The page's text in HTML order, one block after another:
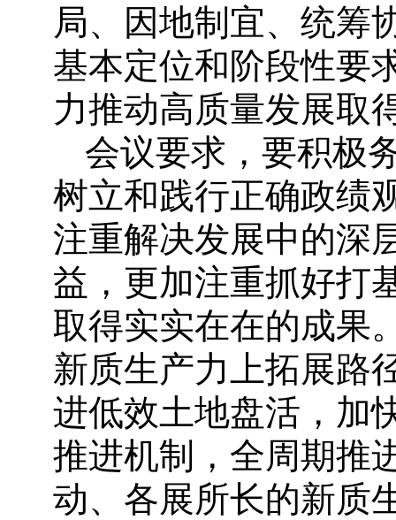
局、因地制宜、统筹
基本定位和阶段性要
力推动高质量发展取
会议要求，要积极
树立和践行正确政绩
注重解决发展中的深
益，更加注重抓好打
取得实实在在的成果
新质生产力上拓展路
进低效土地盘活，加
推进机制，全周期推
动、各展所长的新质